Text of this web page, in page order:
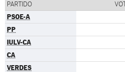
PARTIDO
PSOE-A
PP
IULV-CA
CA
VERDES